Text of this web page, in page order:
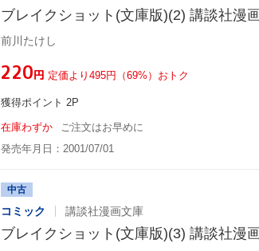
ブレイクショット(文庫版)(2) 講談社漫
前川たけし
¥220円 定価より495円（69%）おトク
獲得ポイント 2P
在庫わずか
ご注文はお早めに
発売年月日：2001/07/01
中古
コミック 講談社漫画文庫
ブレイクショット(文庫版)(3) 講談社漫